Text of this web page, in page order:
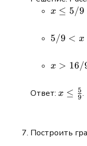
x \le 5/
-9x)=11
\le5/9
x ≤ 5/9
5/9 <x
-9x - (9x
x=5/9
5/9 < x
x >16/
(9x -
x > 16/
Ответ: x \le
x ≤ 9
5.
Построить